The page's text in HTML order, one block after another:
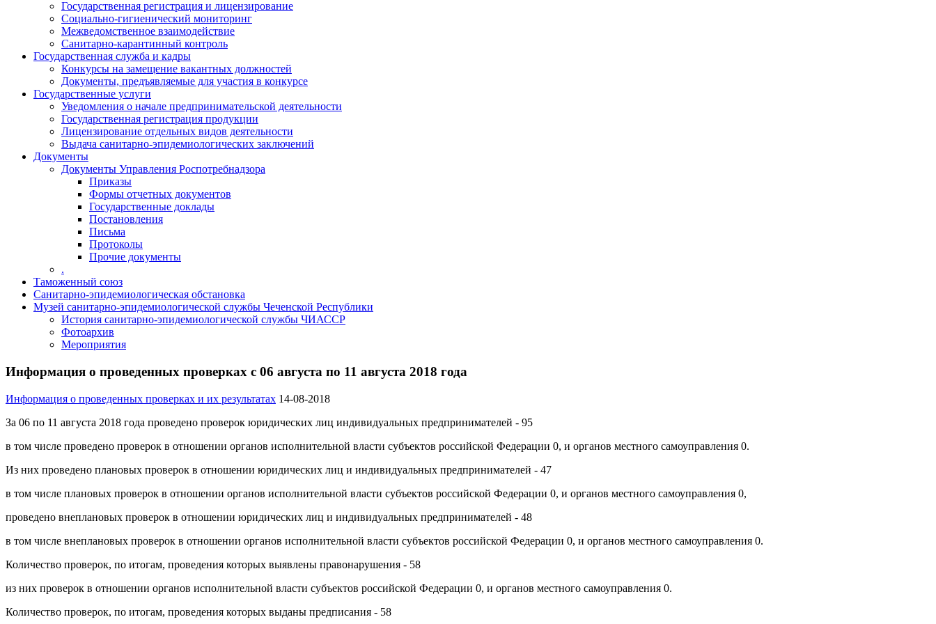
Государственная регистрация и лицензирование
Социально-гигиенический мониторинг
Межведомственное взаимодействие
Санитарно-карантинный контроль
Государственная служба и кадры
Конкурсы на замещение вакантных должностей
Документы, предъявляемые для участия в конкурсе
Государственные услуги
Уведомления о начале предпринимательской деятельности
Государственная регистрация продукции
Лицензирование отдельных видов деятельности
Выдача санитарно-эпидемиологических заключений
Документы
Документы Управления Роспотребнадзора
Приказы
Формы отчетных документов
Государственные доклады
Постановления
Письма
Протоколы
Прочие документы
.
Таможенный союз
Санитарно-эпидемиологическая обстановка
Музей санитарно-эпидемиологической службы Чеченской Республики
История санитарно-эпидемиологической службы ЧИАССР
Фотоархив
Мероприятия
Информация о проведенных проверках с 06 августа по 11 августа 2018 года
Информация о проведенных проверках и их результатах 14-08-2018
За 06 по 11 августа 2018 года проведено проверок юридических лиц индивидуальных предпринимателей - 95
в том числе проведено проверок в отношении органов исполнительной власти субъектов российской Федерации 0, и органов местного самоуправления 0.
Из них проведено плановых проверок в отношении юридических лиц и индивидуальных предпринимателей - 47
в том числе плановых проверок в отношении органов исполнительной власти субъектов российской Федерации 0, и органов местного самоуправления 0,
проведено внеплановых проверок в отношении юридических лиц и индивидуальных предпринимателей - 48
в том числе внеплановых проверок в отношении органов исполнительной власти субъектов российской Федерации 0, и органов местного самоуправления 0.
Количество проверок, по итогам, проведения которых выявлены правонарушения - 58
из них проверок в отношении органов исполнительной власти субъектов российской Федерации 0, и органов местного самоуправления 0.
Количество проверок, по итогам, проведения которых выданы предписания - 58